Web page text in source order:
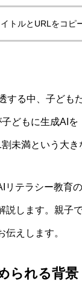
トルとURLをコピ
る中、子ども
どもに生成AI
未満という大き
テラシー教育
します。親子
えします。
られる背景